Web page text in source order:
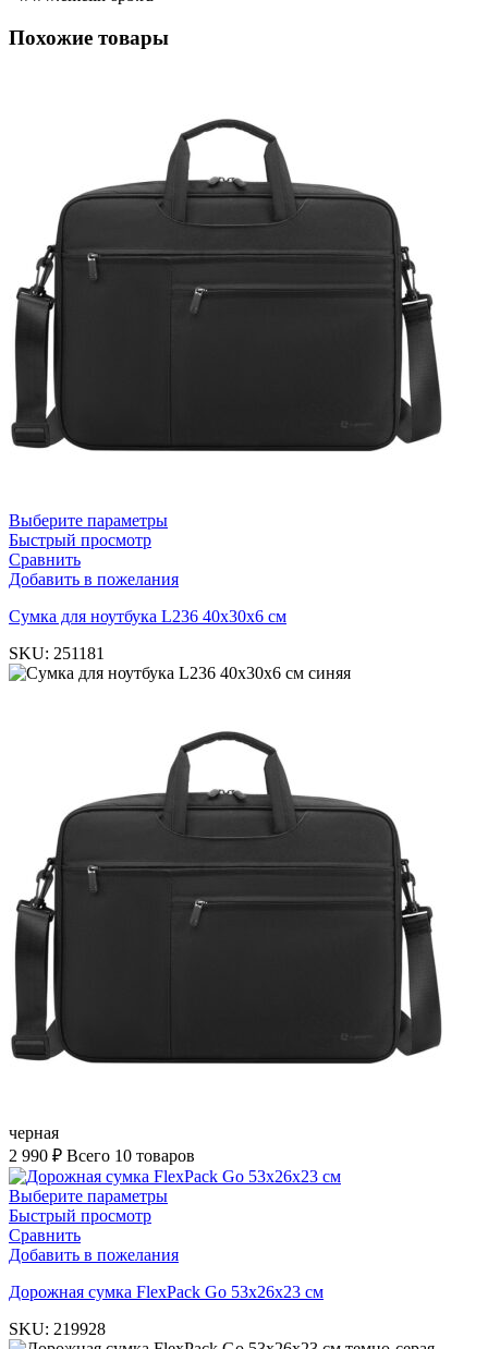
Похожие товары
Выберите параметры
Быстрый просмотр
Сравнить
Добавить в пожелания
Cумка для ноутбука L236 40х30х6 см
SKU: 251181
синяя
черная
2 990 ₽ Всего 10 товаров
Выберите параметры
Быстрый просмотр
Сравнить
Добавить в пожелания
Дорожная сумка FlexPack Go 53x26x23 см
SKU: 219928